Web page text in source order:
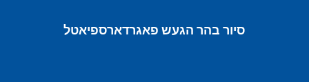
סיור בהר הגעש פאגרדארספיאטל